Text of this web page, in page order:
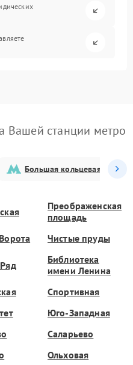
Вашей станции метро
Большая кольцевая
Преображенская
площадь
Чистые пруды
Библиотека
имени Ленина
Спортивная
Юго-Западная
Саларьево
Ольховая